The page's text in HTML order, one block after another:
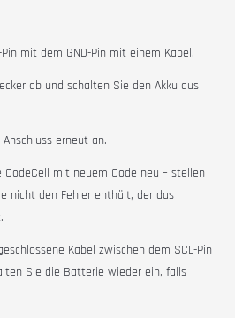
mit dem GND-Pin mit einem Kabel.
ab und schalten Sie den Akku aus
erneut an.
CodeCell mit neuem Code neu – stellen
nicht den Fehler enthält, der das
Kabelzwischen dem SCL-Pin
Sie die Batterie wieder ein, falls